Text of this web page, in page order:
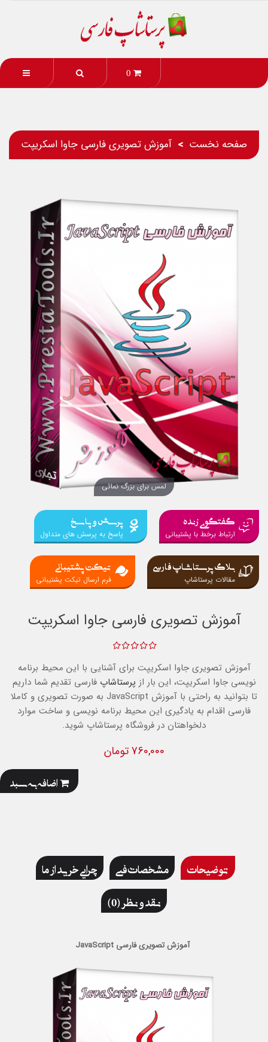
0
صفحه نخست آموزش تصویری فارسی جاوا اسکریپت
لمس برای بزرگ نمائی
گفتگوی زنده
ارتباط برخط با پشتیبانی
پرسش و پاسخ
پاسخ به پرسش های متداول
بلاگ پرستاشاپ فارسی
مقالات پرستاشاپ
تیکت پشتیبانی
فرم ارسال تیکت پشتیبانی
آموزش تصویری فارسی جاوا اسکریپت
آموزش تصویری جاوا اسکریپت برای آشنایی با این محیط برنامه
نویسی جاوا اسکریپت، این بار از پرستاشاپ فارسی تقدیم شما داریم
تا بتوانید به راحتی با آموزش JavaScript به صورت تصویری و کاملا
فارسی اقدام به یادگیری این محیط برنامه نویسی و ساخت موارد
دلخواهتان در فروشگاه پرستاشاپ شوید.
760,000 تومان
اضافه به سبد
توضیحات مشخصات فنی
چرایی خرید از ما
نقد و نظر (0)
آموزش تصویری فارسی JavaScript